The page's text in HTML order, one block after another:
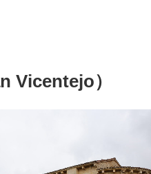
Vicentejo）